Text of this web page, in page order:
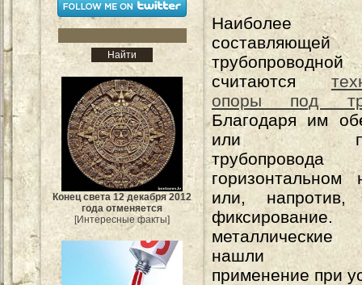
Конец света 12 декабря 2012
года отменяется
[Интересные факты]
Наиболее
считаются
опоры под
Благодаря им
или
горизонтальном
или, напротив,
металлические
нашли
применение при